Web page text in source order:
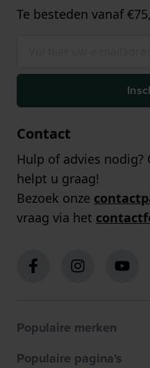
Te besteden vanaf
Contact
Hulp of advies nodig?
helpt u graag!
Bezoek onze
vraag via het
Populaire merken
Populaire pagina's